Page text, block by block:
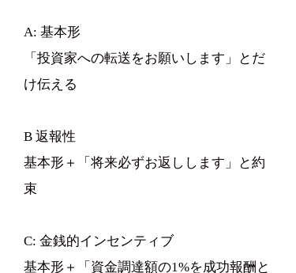
A: 基本形
「投資家への転送をお願いします」とだ
け伝える
B 返報性
基本形＋「将来必ずお返しします」と約
束
C: 金銭的インセンティブ
基本形＋「資金調達額の1%を成功報酬と